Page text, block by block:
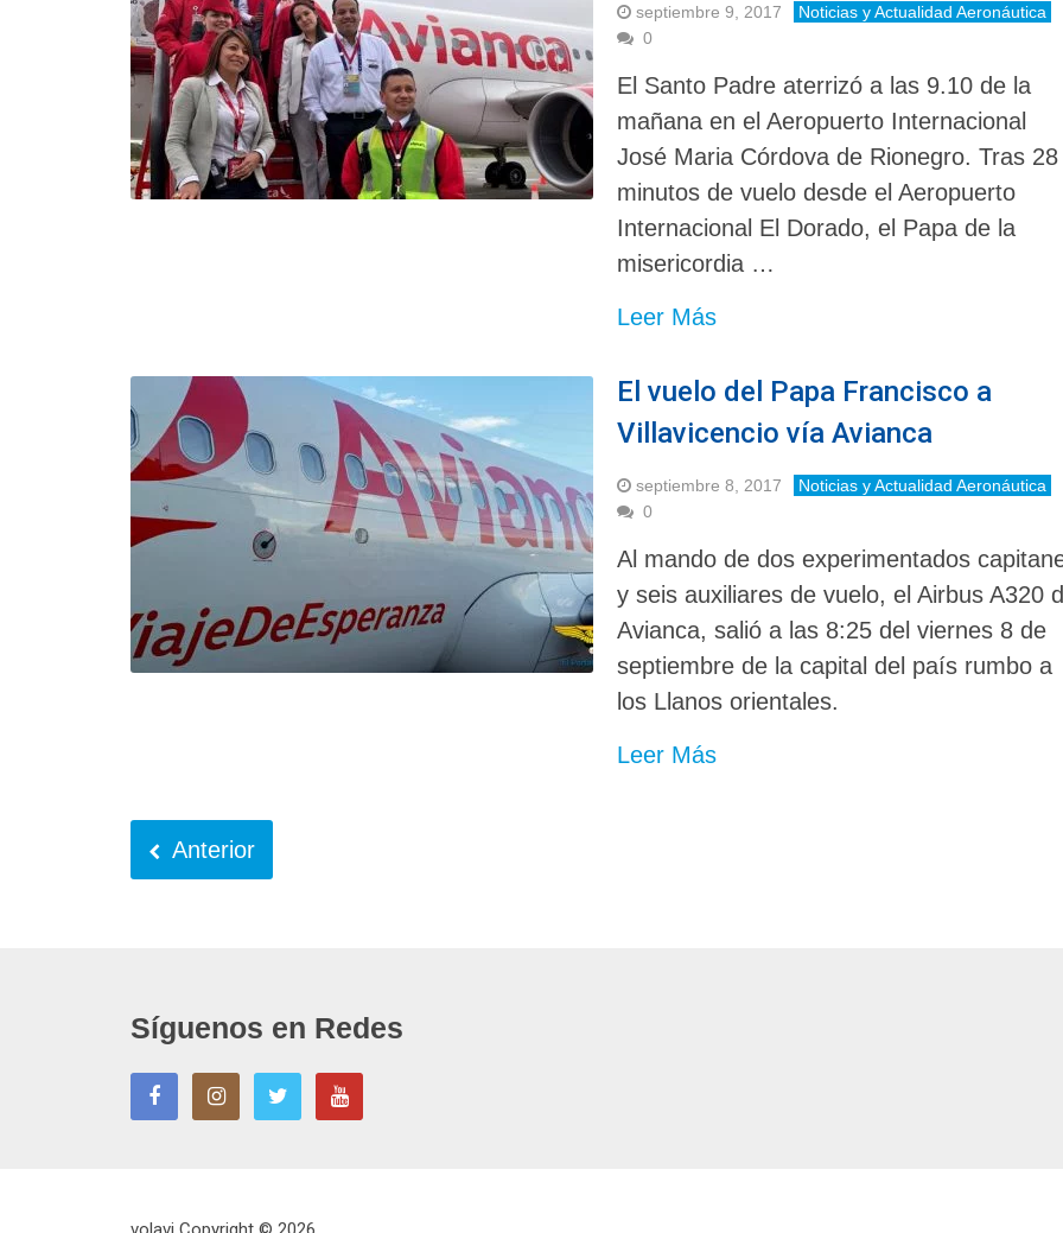
septiembre 9, 2017
Noticias y Actualidad Aeronáutica
0
El Santo Padre aterrizó a las 9.10 de la
mañana en el Aeropuerto Internacional
José Maria Córdova de Rionegro. Tras 28
minutos de vuelo desde el Aeropuerto
Internacional El Dorado, el Papa de la
misericordia …
Leer Más
El vuelo del Papa Francisco a
Villavicencio vía Avianca
septiembre 8, 2017
Noticias y Actualidad Aeronáutica
0
Al mando de dos experimentados
y seis auxiliares de vuelo, el Airbus A320
Avianca, salió a las 8:25 del viernes 8 de
septiembre de la capital del país rumbo a
los Llanos orientales.
Leer Más
Anterior
Síguenos en Redes